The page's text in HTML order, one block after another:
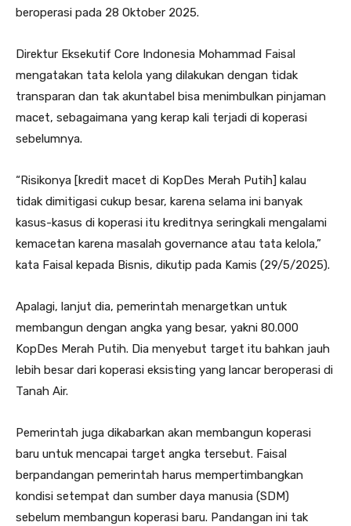
beroperasi pada 28 Oktober 2025.
Direktur Eksekutif Core Indonesia Mohammad Faisal
mengatakan tata kelola yang dilakukan dengan tidak
transparan dan tak akuntabel bisa menimbulkan pinjaman
macet, sebagaimana yang kerap kali terjadi di koperasi
sebelumnya.
“Risikonya [kredit macet di KopDes Merah Putih] kalau
tidak dimitigasi cukup besar, karena selama ini banyak
kasus-kasus di koperasi itu kreditnya seringkali mengalami
kemacetan karena masalah governance atau tata kelola,”
kata Faisal kepada Bisnis, dikutip pada Kamis (29/5/2025).
Apalagi, lanjut dia, pemerintah menargetkan untuk
membangun dengan angka yang besar, yakni 80.000
KopDes Merah Putih. Dia menyebut target itu bahkan jauh
lebih besar dari koperasi eksisting yang lancar beroperasi di
Tanah Air.
Pemerintah juga dikabarkan akan membangun koperasi
baru untuk mencapai target angka tersebut. Faisal
berpandangan pemerintah harus mempertimbangkan
kondisi setempat dan sumber daya manusia (SDM)
sebelum membangun koperasi baru. Pandangan ini tak